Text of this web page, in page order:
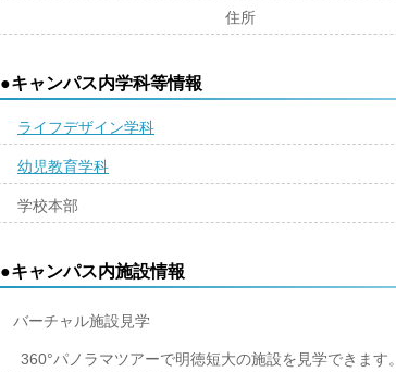
住所
●キャンパス内学科等情報
ライフデザイン学科
幼児教育学科
学校本部
●キャンパス内施設情報
バーチャル施設見学
360°パノラマツアーで明徳短大の施設を見学できます。